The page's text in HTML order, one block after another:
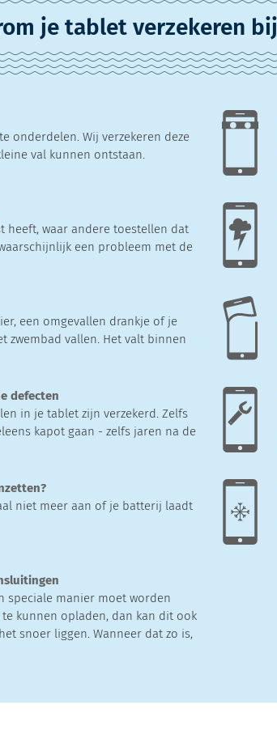
je tablet verzekeren
onderdelen. Wij verzekeren deze
val kunnen ontstaan.
heeft, waar andere toestellen dat
een probleem met de
een omgevallen drankje of je
zwembad vallen. Het valt binnen
defecten
in je tablet zijn verzekerd. Zelfs
kapot gaan - zelfs jaren na de
niet meer aan of je batterij laadt
speciale manier moet worden
kunnen opladen, dan kan dit ook
snoer liggen. Wanneer dat zo is,